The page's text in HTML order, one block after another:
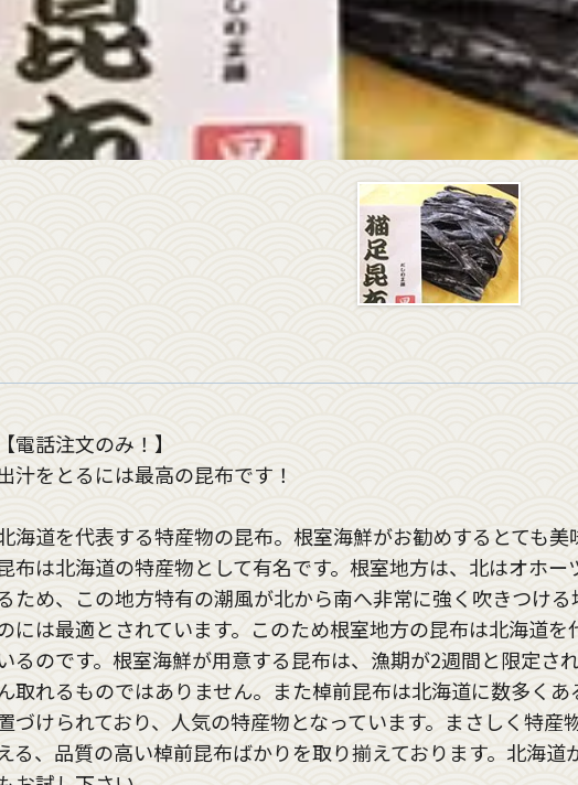
【電話注文のみ！】
汁をとるには最高の昆布です！
海道を代表する特産物の昆布。根室海鮮がお勧めするとても美
布は北海道の特産物として有名です。根室地方は、北はオホ
ため、この地方特有の潮風が北から南へ非常に強く吹きつけ
には最適とされています。このため根室地方の昆布は北海道
るのです。根室海鮮が用意する昆布は、漁期が2週間と限定さ
取れるものではありません。また棹前昆布は北海道に数多く
づけられており、人気の特産物となっています。まさしく特
る、品質の高い棹前昆布ばかりを取り揃えております。北海